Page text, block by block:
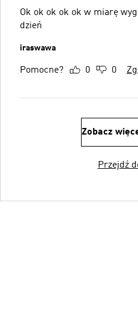
Ok ok ok ok ok w miarę
dzień
iraswawa
Pomocne? 0 0
Zobacz
Przejdź